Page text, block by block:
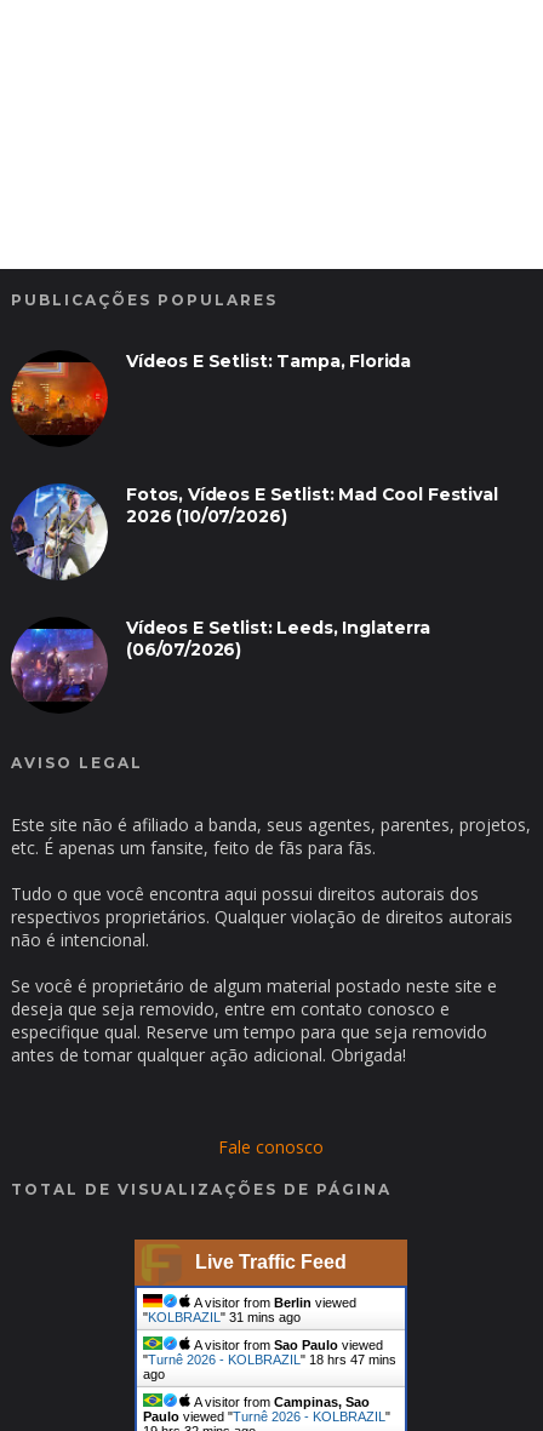
PUBLICAÇÕES POPULARES
Vídeos E Setlist: Tampa, Florida
Fotos, Vídeos E Setlist: Mad Cool Festival
2026 (10/07/2026)
Vídeos E Setlist: Leeds, Inglaterra
(06/07/2026)
AVISO LEGAL
Este site não é afiliado a banda, seus agentes, parentes, projetos,
etc. É apenas um fansite, feito de fãs para fãs.
Tudo o que você encontra aqui possui direitos autorais dos
respectivos proprietários. Qualquer violação de direitos autorais
não é intencional.
Se você é proprietário de algum material postado neste site e
deseja que seja removido, entre em contato conosco e
especifique qual. Reserve um tempo para que seja removido
antes de tomar qualquer ação adicional. Obrigada!
Fale conosco
TOTAL DE VISUALIZAÇÕES DE PÁGINA
Live Traffic Feed
A visitor fromBerlin viewed
"KOLBRAZIL"31 mins ago
A visitor fromSao Paulo viewed
"Turnê 2026 - KOLBRAZIL" 18 hrs 47 mins
ago
A visitor fromCampinas, Sao
Paulo viewed "Turnê 2026 - KOLBRAZIL"